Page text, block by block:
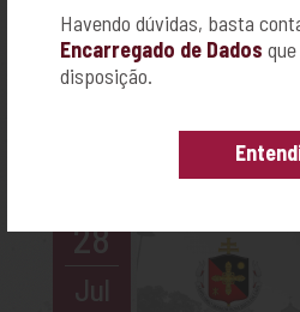
Havendo dúvidas, basta
Encarregado de Dados
disposição.
UM CONVITE
MULHER!
Com muito carinho, a
28
Jul